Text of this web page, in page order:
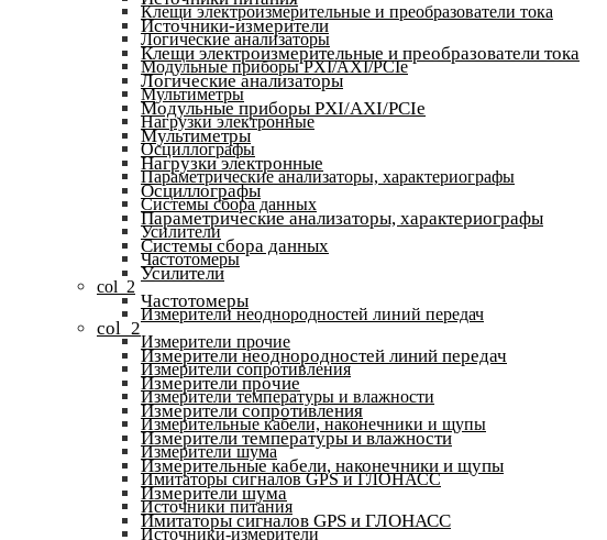
Клещи электроизмерительные и преобразователи тока
Логические анализаторы
Модульные приборы PXI/AXI/PCIe
Мультиметры
Нагрузки электронные
Осциллографы
Параметрические анализаторы, характериографы
Системы сбора данных
Усилители
Частотомеры
col_2
Измерители неоднородностей линий передач
Измерители прочие
Измерители сопротивления
Измерители температуры и влажности
Измерительные кабели, наконечники и щупы
Измерители шума
Имитаторы сигналов GPS и ГЛОНАСС
Источники питания
Источники-измерители
Источники-измерители
Клещи электроизмерительные и преобразователи тока
Логические анализаторы
Модульные приборы PXI/AXI/PCIe
Мультиметры
Нагрузки электронные
Осциллографы
Параметрические анализаторы, характериографы
Системы сбора данных
Усилители
Частотомеры
col_2
Измерители неоднородностей линий передач
Измерители прочие
Измерители сопротивления
Измерители температуры и влажности
Измерительные кабели, наконечники и щупы
Измерители шума
Имитаторы сигналов GPS и ГЛОНАСС